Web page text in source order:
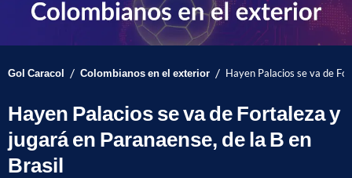
Gol Caracol / Colombianos en el exterior / Hayen Palacios se va de
Hayen Palacios se va de Fortaleza y
jugará en Paranaense, de la B en
Brasil